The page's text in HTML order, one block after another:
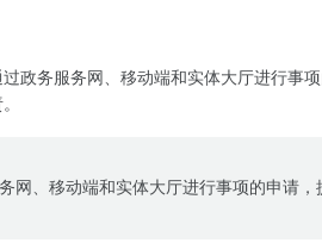
政务服务网、移动端和实体大厅进行事
网、移动端和实体大厅进行事项的申请